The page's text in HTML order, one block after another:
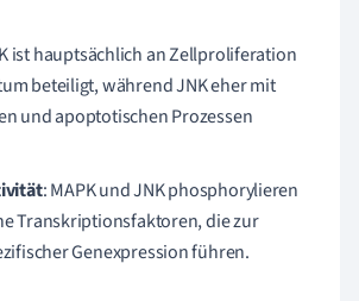
ist hauptsächlich an Zellproliferation
beteiligt, während JNK eher mit
und apoptotischen Prozessen
: MAPK und JNK phosphorylieren
Transkriptionsfaktoren, die zur
Genexpression führen.